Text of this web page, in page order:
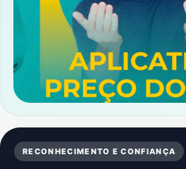
RECONHECIMENTO E CONFIANÇA